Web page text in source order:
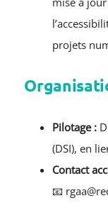
projets
Pilotage :
(DSI), en
Contact
📧